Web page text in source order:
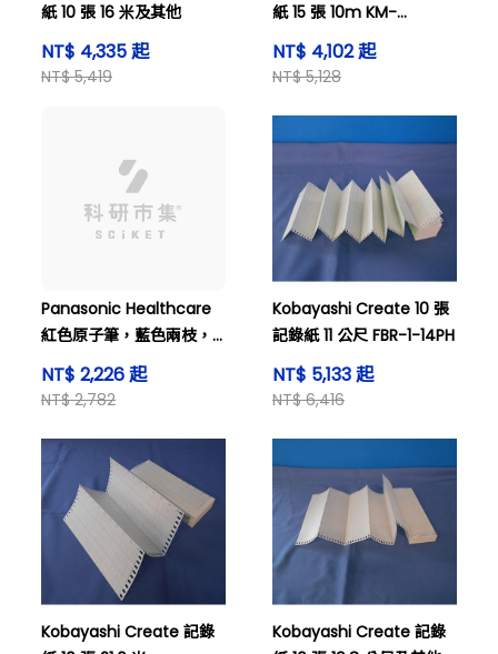
紙 10 張 16 米及其他
NT$ 4,335 起
NT$ 5,419
紙 15 張 10m KM-
001(EM-001)
NT$ 4,102 起
NT$ 5,128
Panasonic Healthcare
紅色原子筆，藍色兩枝，
並且還有其他筆。
NT$ 2,226 起
NT$ 2,782
Kobayashi Create 10 張
記錄紙 11 公尺 FBR-1-14PH
NT$ 5,133 起
NT$ 6,416
Kobayashi Create 記錄
Kobayashi Create 記錄